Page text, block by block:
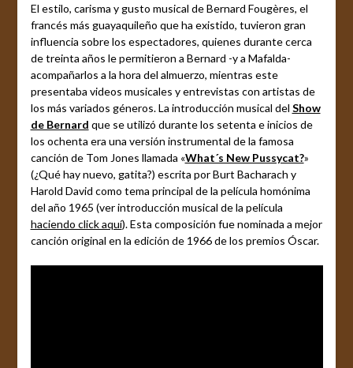
El estilo, carisma y gusto musical de Bernard Fougères, el
francés más guayaquileño que ha existido, tuvieron gran
influencia sobre los espectadores, quienes durante cerca
de treinta años le permitieron a Bernard -y a Mafalda-
acompañarlos a la hora del almuerzo, mientras este
presentaba videos musicales y entrevistas con artistas de
los más variados géneros. La introducción musical del Show
de Bernard que se utilizó durante los setenta e inicios de
los ochenta era una versión instrumental de la famosa
canción de Tom Jones llamada «What´s New Pussycat?»
(¿Qué hay nuevo, gatita?) escrita por Burt Bacharach y
Harold David como tema principal de la película homónima
del año 1965 (ver introducción musical de la película
haciendo click aquí). Esta composición fue nominada a mejor
canción original en la edición de 1966 de los premios Óscar.